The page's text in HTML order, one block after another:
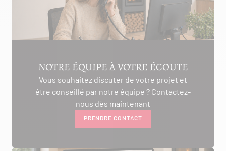
NOTRE ÉQUIPE À VOTRE ÉCOUTE
Vous souhaitez discuter de votre projet et
être conseillé par notre équipe ? Contactez-
nous dès maintenant
PRENDRE CONTACT